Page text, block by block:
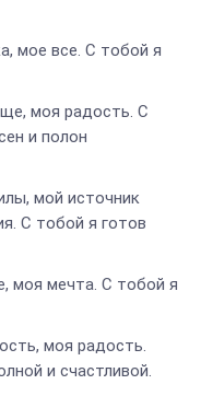
мое все. С тобой я
моя радость. С
и полон
мой источник
С тобой я готов
моя мечта. С тобой я
моя радость.
и счастливой.